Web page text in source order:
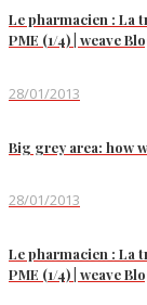
Le pharmacien : La
PME (1/4) | weave
28/01/2013
Big grey area: how
28/01/2013
Le pharmacien : La
PME (1/4) | weave